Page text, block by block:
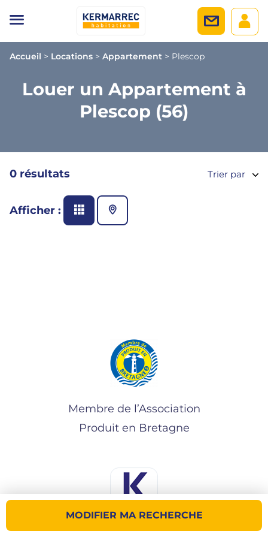
Accueil > Locations > Appartement > Plescop
Louer un Appartement à
Plescop (56)
MODIFIER MA RECHERCHE
0 résultats Trier par
Afficher :
Membre de l’Association
Produit en Bretagne